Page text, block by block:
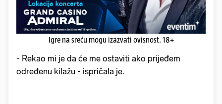
Igre na sreću mogu izazvati ovisnost. 18+
- Rekao mi je da će me ostaviti ako prijeđem
određenu kilažu - ispričala je.